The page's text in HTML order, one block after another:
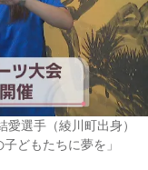
選手（綾川町出身）
どもたちに夢を」